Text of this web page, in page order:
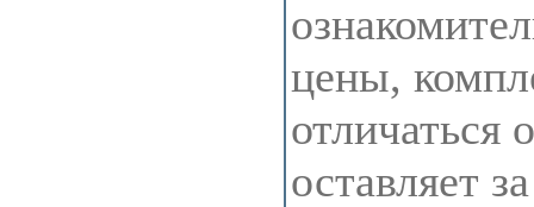
цены,
отличаться
оставляет